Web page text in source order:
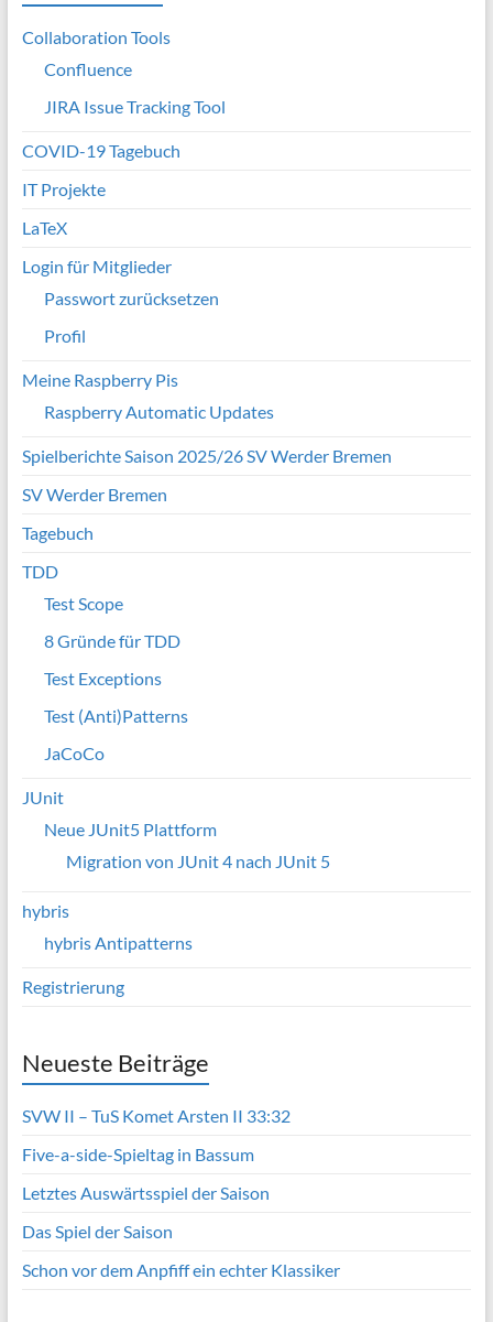
Collaboration Tools
Confluence
JIRA Issue Tracking Tool
COVID-19 Tagebuch
IT Projekte
LaTeX
Login für Mitglieder
Passwort zurücksetzen
Profil
Meine Raspberry Pis
Raspberry Automatic Updates
Spielberichte Saison 2025/26 SV Werder Bremen
SV Werder Bremen
Tagebuch
TDD
Test Scope
8 Gründe für TDD
Test Exceptions
Test (Anti)Patterns
JaCoCo
JUnit
Neue JUnit5 Plattform
Migration von JUnit 4 nach JUnit 5
hybris
hybris Antipatterns
Registrierung
Neueste Beiträge
SVW II – TuS Komet Arsten II 33:32
Five-a-side-Spieltag in Bassum
Letztes Auswärtsspiel der Saison
Das Spiel der Saison
Schon vor dem Anpfiff ein echter Klassiker